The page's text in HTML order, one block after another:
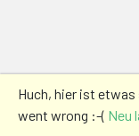
Huch, hier ist
went wrong :-( Neu